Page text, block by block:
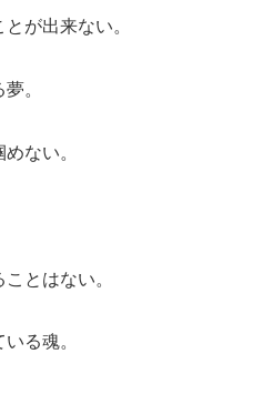
が出来ない。
。
ない。
とはない。
る魂。